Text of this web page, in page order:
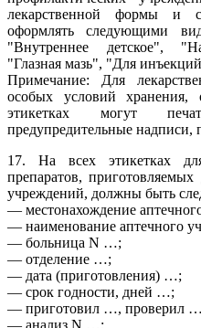
лекарственной формы и
оформлять следующими
"Внутреннее детское",
"Глазная мазь", "Для
Примечание: Для
особых условий
этикетках могут
предупредительные надписи,
17. На всех этикетках
препаратов,
учреждений, должны быть
— местонахождение
— наименование аптечного
— больница N …;
— отделение …;
— дата (приготовления) …;
— срок годности, дней …;
— приготовил …, проверил
— анализ N …;